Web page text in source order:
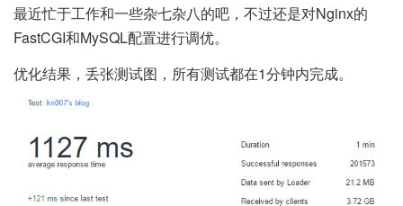
最近忙于工作和一些杂七杂八的吧，不过还是对Nginx的
FastCGI和MySQL配置进行调优。
优化结果，丢张测试图，所有测试都在1分钟内完成。